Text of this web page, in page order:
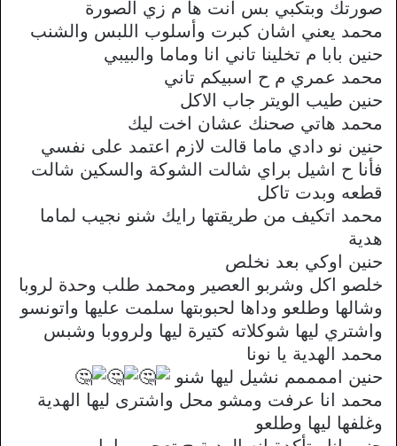
صورتك وبتكبي بس انت ها م زي الصورة
محمد يعني اشان كبرت وأسلوب اللبس والشنب
حنين بابا م تخلينا تاني انا وماما والبيبي
محمد عمري م ح اسبيكم تاني
حنين طيب الويتر جاب الاكل
محمد هاتي صحنك عشان اخت ليك
حنين نو دادي ماما قالت لازم اعتمد على نفسي
فأنا ح اشيل براي شالت الشوكة والسكين شالت
قطعه وبدت تاكل
محمد اتكيف من طريقتها رايك شنو نجيب لماما
هدية
حنين اوكي بعد نخلص
خلصو اكل وشربو العصير ومحمد طلب وحدة لروبا
وشالها وطلعو وداها لحبوبتها سلمت عليها واتونسو
واشتري ليها شوكلاته كتيرة ليها ولرووبا وشبس
محمد الهدية يا نونا
حنين اممممم نشيل ليها شنو
محمد انا عرفت ومشو محل واشترى ليها الهدية
وغلفها ليها وطلعو